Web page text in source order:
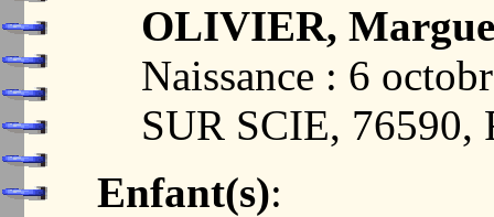
OLIVIER,
Naissance : 6
SUR SCIE, 76590,
Enfant(s):